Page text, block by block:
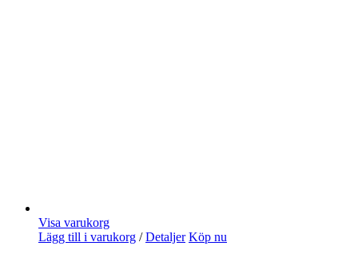
Visa varukorg
Lägg till i varukorg / Detaljer Köp nu